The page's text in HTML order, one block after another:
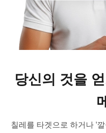
당신의 것을
칠레를 타겟으로 하거나 '